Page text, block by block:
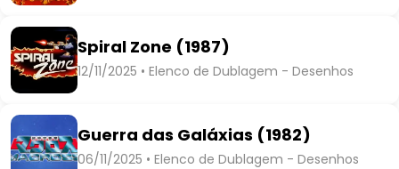
Spiral Zone (1987)
12/11/2025 • Elenco de Dublagem - Desenhos
Guerra das Galáxias (1982)
06/11/2025 • Elenco de Dublagem - Desenhos